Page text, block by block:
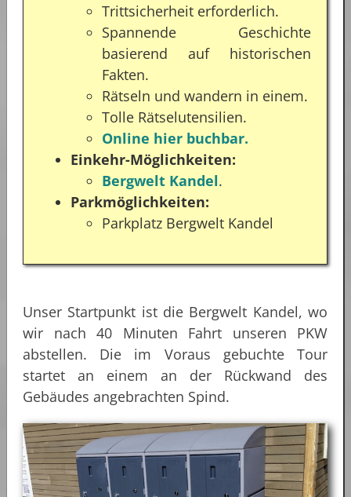
Trittsicherheit erforderlich.
Spannende Geschichte
basierend auf historischen
Fakten.
Rätseln und wandern in einem.
Tolle Rätselutensilien.
Online hier buchbar.
Einkehr-Möglichkeiten:
Bergwelt Kandel.
Parkmöglichkeiten:
Parkplatz Bergwelt Kandel
Unser Startpunkt ist die Bergwelt Kandel, wo
wir nach 40 Minuten Fahrt unseren PKW
abstellen. Die im Voraus gebuchte Tour
startet an einem an der Rückwand des
Gebäudes angebrachten Spind.